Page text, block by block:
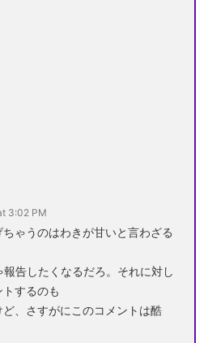
3:02 PM
ゃうのはわきが甘いと言わざる
報告したくなるだろ。それに対し
するのも
、さすがにこのコメントは酷